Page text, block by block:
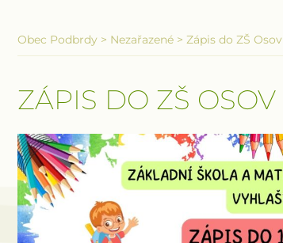
Obec Podbrdy > Nezařazené > Zápis do ZŠ Osov
ZÁPIS DO ZŠ OSOV